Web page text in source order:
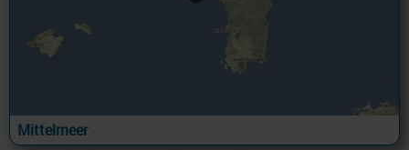
Mittelmeer